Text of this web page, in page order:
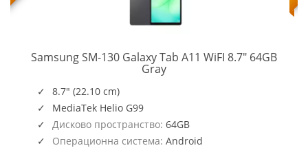
Samsung SM-130 Galaxy Tab A11 WiFI 8.7" 64GB
GraySM-
8.7" (22.10 cm)
MediaTek Helio G99
Дисково пространство: 64GB
Операционна система: Android